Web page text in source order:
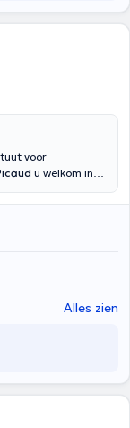
voor
u welkom in
Elsene chaussée
in
aanvullende
Hij heeft 2 jaar
Hij is bereikbaar
in het
van de
Alles zien